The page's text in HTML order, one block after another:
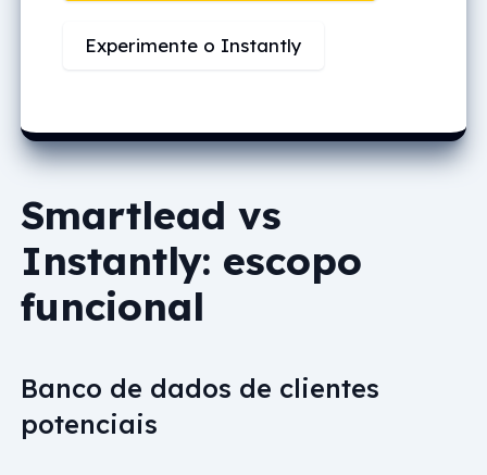
Experimente o Instantly
Smartlead vs
Instantly: escopo
funcional
Banco de dados de clientes
potenciais